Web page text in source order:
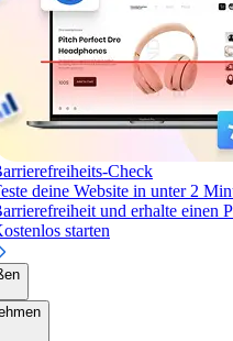
Check
deine Website in unter 2
und erhalte einen
starten